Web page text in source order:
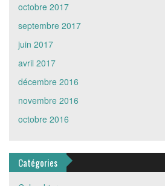
octobre 2017
septembre 2017
juin 2017
avril 2017
décembre 2016
novembre 2016
octobre 2016
Catégories